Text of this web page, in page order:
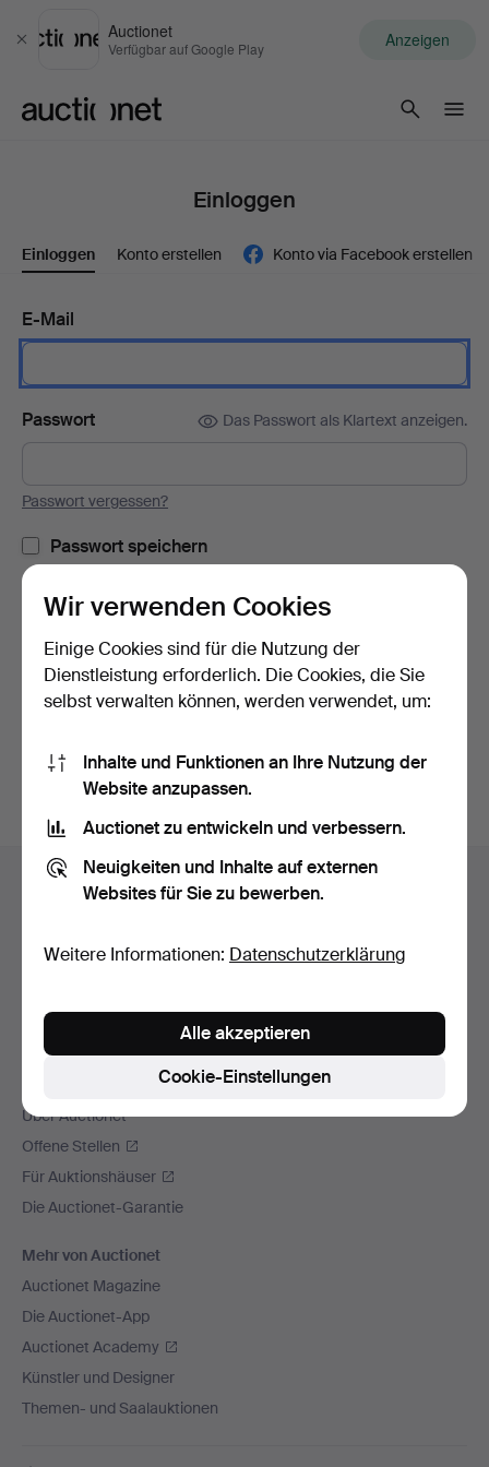
Schließen
Auctionet
Verfügbar auf Google Play Anzeigen
Einloggen
Einloggen Konto erstellen Konto via Facebook erstellen
E-Mail
Passwort Das Passwort als Klartext anzeigen.
Passwort vergessen?
Passwort speichern
Einloggen
oder hier via Facebook einloggen
Fußzeilen-
Navigation
Hilfe und Kontakt
Alle Auktionshäuser
Über Auctionet
Offene Stellen
Für Auktionshäuser
Die Auctionet-Garantie
Mehr von Auctionet
Auctionet Magazine
Die Auctionet-App
Auctionet Academy
Künstler und Designer
Themen- und Saalauktionen
Wir verwenden Cookies
Einige Cookies sind für die Nutzung der
Dienstleistung erforderlich. Die Cookies, die Sie
selbst verwalten können, werden verwendet, um:
Inhalte und Funktionen an Ihre Nutzung der
Website anzupassen.
Auctionet zu entwickeln und verbessern.
Neuigkeiten und Inhalte auf externen
Websites für Sie zu bewerben.
Weitere Informationen: Datenschutzerklärung
Cookie-Einstellungen
Alle akzeptieren